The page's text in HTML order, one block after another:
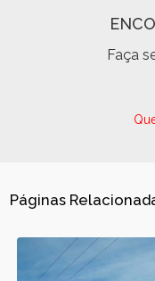
Faça
Páginas